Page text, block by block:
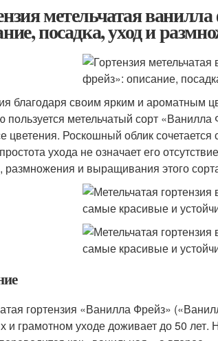
метельчатая
посадка, уход и
благодаря своим ярким и ароматным
пользуется метельчатый сорт
цветения. Роскошный облик
ухода не означает его
размножения и выращивания этого
гортензия «Ванилла Фрейз»
и грамотном уходе доживает до 50